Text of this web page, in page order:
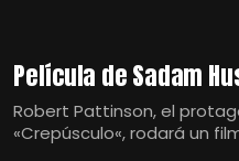
Película de Sadam
Robert Pattinson, el
«Crepúsculo«, rodará un